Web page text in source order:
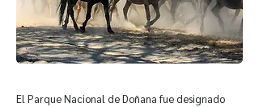
El Parque Nacional de Doñana fue designado